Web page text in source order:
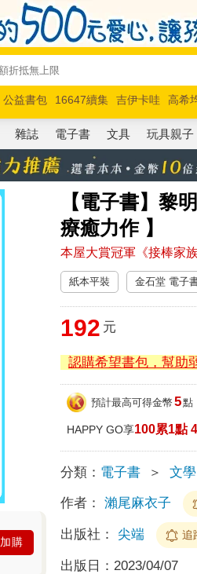
公益書包 16647續集 吉伊卡哇 高希
馬斯克 玩具總動員5 超慢跑
雜誌 電子書 文具 玩具親子
【電子書】黎
療癒力作 】
本屋大賞冠軍《接棒家
加購
紙本平裝 金石堂 電子
192 元
認購希望書包，幫助
預計最高可得金幣 5點
HAPPY GO享100累1點
分類： 電子書 ＞ 文學
作者： 瀨尾麻衣子
出版社： 尖端 追
出版日： 2023/04/07